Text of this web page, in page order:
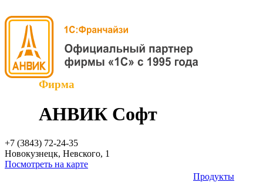
Фирма
АНВИК Софт
+7 (3843) 72-24-35
Новокузнецк, Невского, 1
Посмотреть на карте
Продукты